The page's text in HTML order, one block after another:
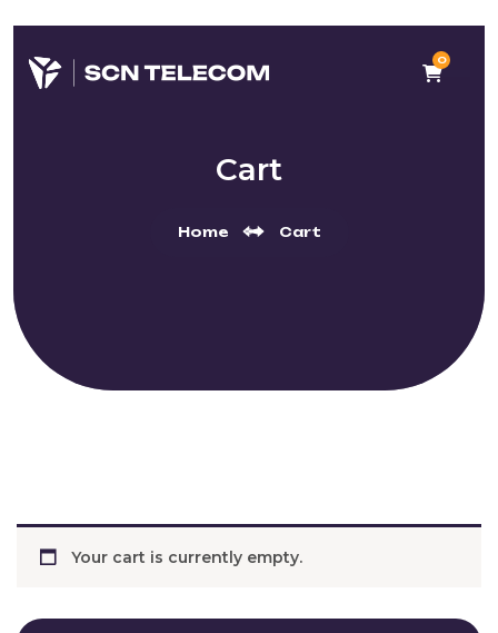
0
Cart
Home Cart
Your cart is currently empty.